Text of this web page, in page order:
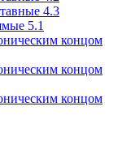
4.3
5.1
концом
концом
концом